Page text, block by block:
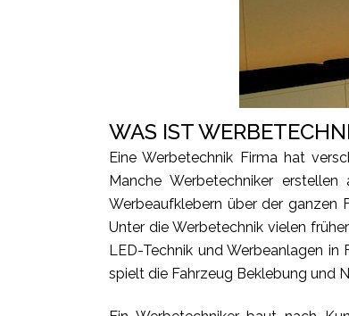
WAS IST
Eine Werbetechnik Firma hat
Manche Werbetechniker
Werbeaufklebern über der ganzen
Unter die Werbetechnik vielen
LED-Technik und Werbeanlagen
spielt die Fahrzeug Beklebung und